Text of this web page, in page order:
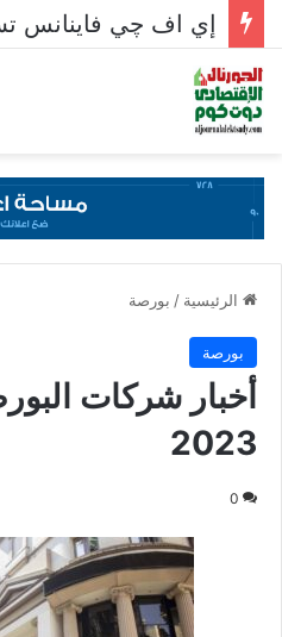
الرئيسية / بورصة
بورصة
2023
0